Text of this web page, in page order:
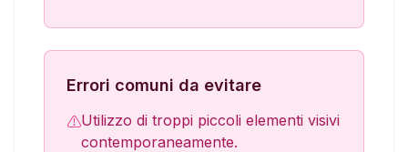
Errori comuni da evitare
⚠Utilizzo di troppi piccoli elementi visivi
contemporaneamente.